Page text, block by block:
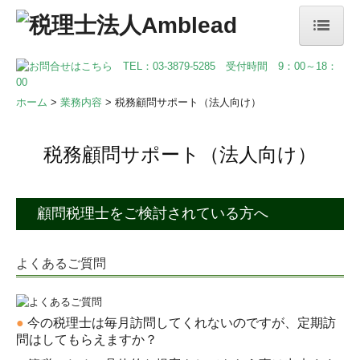
ホーム
代表・税理士紹介
税務顧問サポート（法人向け）
決算カウンセリング・経営計画書の作成
相続税申告・生前対策・事業承継
不動産譲渡について
ホーム > 業務内容 > 税務顧問サポート（法人向け）
税務顧問サポート（法人向け）
顧問税理士をご検討されている方へ
よくあるご質問
● 今の税理士は毎月訪問してくれないのですが、定期訪
問はしてもらえますか？